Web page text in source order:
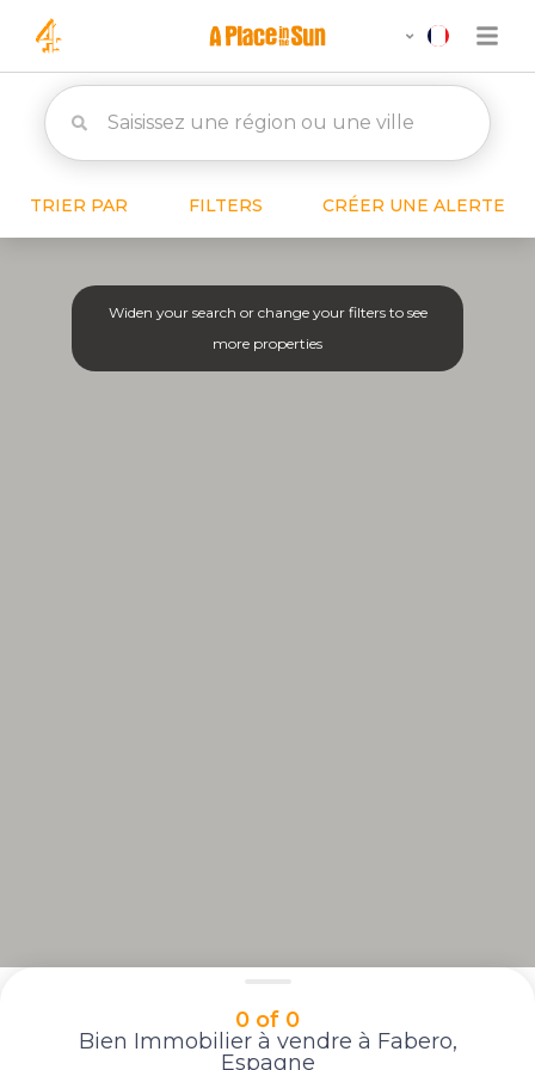
TRIER PAR FILTERS CRÉER UNE ALERTE
Widen your search or change your filters to see
more properties
0 of 0
Bien Immobilier à vendre à Fabero,
Espagne